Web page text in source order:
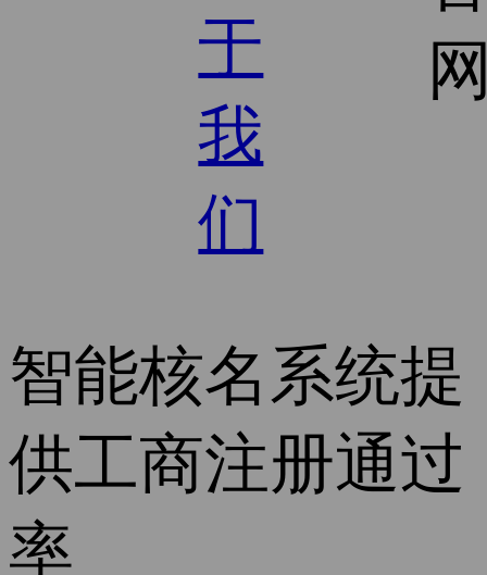
于
我
们
智能核名系统提
供工商注册通过
率